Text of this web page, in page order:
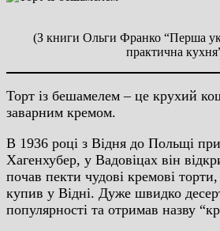
(З книги Ольги Франко “Перша
практична
Торт із бешамелем – це крухий
заварним кремом.
В 1936 році з Відня до Польщі
Хагенхубер, у Вадовіцах він
почав пекти чудові кремові
купив у Відні. Дуже швидко
популярності та отримав назву